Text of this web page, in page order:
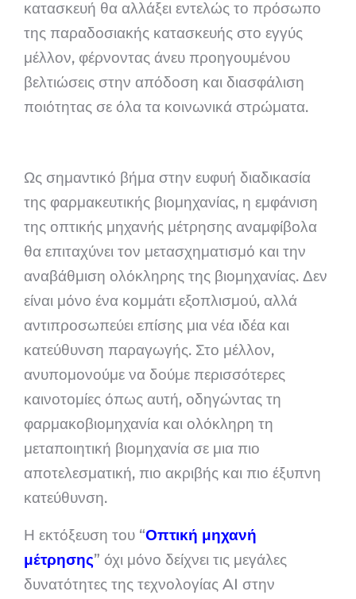
κατασκευή θα αλλάξει εντελώς το πρόσωπο
της παραδοσιακής κατασκευής στο εγγύς
μέλλον, φέρνοντας άνευ προηγουμένου
βελτιώσεις στην απόδοση και διασφάλιση
ποιότητας σε όλα τα κοινωνικά στρώματα.
Ως σημαντικό βήμα στην ευφυή διαδικασία
της φαρμακευτικής βιομηχανίας, η εμφάνιση
της οπτικής μηχανής μέτρησης αναμφίβολα
θα επιταχύνει τον μετασχηματισμό και την
αναβάθμιση ολόκληρης της βιομηχανίας. Δεν
είναι μόνο ένα κομμάτι εξοπλισμού, αλλά
αντιπροσωπεύει επίσης μια νέα ιδέα και
κατεύθυνση παραγωγής. Στο μέλλον,
ανυπομονούμε να δούμε περισσότερες
καινοτομίες όπως αυτή, οδηγώντας τη
φαρμακοβιομηχανία και ολόκληρη τη
μεταποιητική βιομηχανία σε μια πιο
αποτελεσματική, πιο ακριβής και πιο έξυπνη
κατεύθυνση.
Η εκτόξευση του “Οπτική μηχανή
μέτρησης” όχι μόνο δείχνει τις μεγάλες
δυνατότητες της τεχνολογίας AI στην